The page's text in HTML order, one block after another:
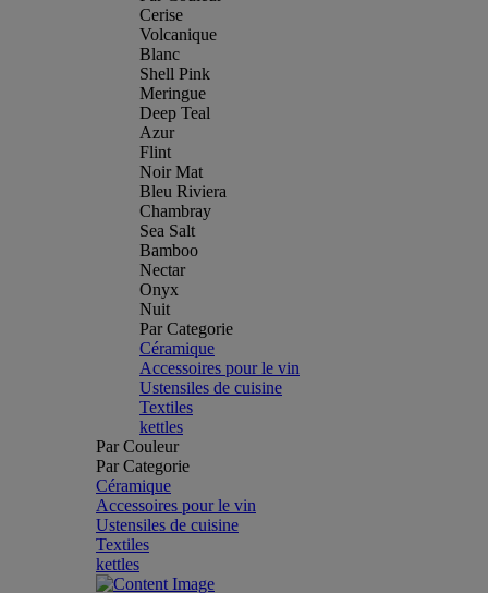
Cerise
Volcanique
Blanc
Shell Pink
Meringue
Deep Teal
Azur
Flint
Noir Mat
Bleu Riviera
Chambray
Sea Salt
Bamboo
Nectar
Onyx
Nuit
Par Categorie
Céramique
Accessoires pour le vin
Ustensiles de cuisine
Textiles
kettles
Par Couleur
Par Categorie
Céramique
Accessoires pour le vin
Ustensiles de cuisine
Textiles
kettles